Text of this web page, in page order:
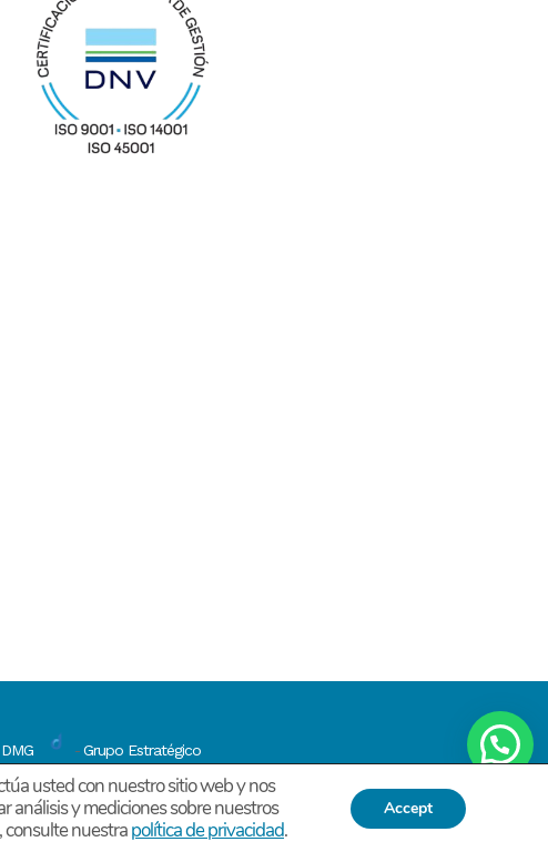
- Grupo Estratégico
usted con nuestro sitio web y nos
análisis y mediciones sobre nuestros
consulte nuestrapolítica de privacidad.
Accept